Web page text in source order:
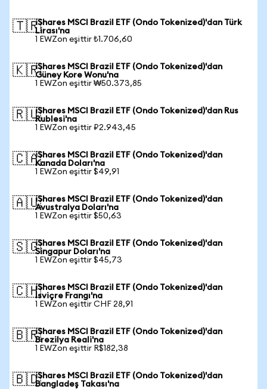
🇹🇷iShares MSCI Brazil ETF (Ondo Tokenized)'dan Türk
Lirası'na
1 EWZon eşittir ₺1.706,60
🇰🇷iShares MSCI Brazil ETF (Ondo Tokenized)'dan
Güney Kore Wonu'na
1 EWZon eşittir ₩50.373,85
🇷🇺iShares MSCI Brazil ETF (Ondo Tokenized)'dan Rus
Rublesi'na
1 EWZon eşittir ₽2.943,45
🇨🇦iShares MSCI Brazil ETF (Ondo Tokenized)'dan
Kanada Doları'na
1 EWZon eşittir $49,91
🇦🇺iShares MSCI Brazil ETF (Ondo Tokenized)'dan
Avustralya Doları'na
1 EWZon eşittir $50,63
🇸🇬iShares MSCI Brazil ETF (Ondo Tokenized)'dan
Singapur Doları'na
1 EWZon eşittir $45,73
🇨🇭iShares MSCI Brazil ETF (Ondo Tokenized)'dan
İsviçre Frangı'na
1 EWZon eşittir CHF 28,91
🇧🇷iShares MSCI Brazil ETF (Ondo Tokenized)'dan
Brezilya Reali'na
1 EWZon eşittir R$182,38
🇧🇩iShares MSCI Brazil ETF (Ondo Tokenized)'dan
Bangladeş Takası'na